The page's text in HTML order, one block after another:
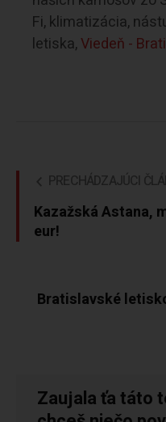
Fi, klimatizácia,
letiska,Viedeň -
PRECHÁDZAJÚCI
Kazažská Astana,
eur!
Bratislavské
Zaujala ťa táto